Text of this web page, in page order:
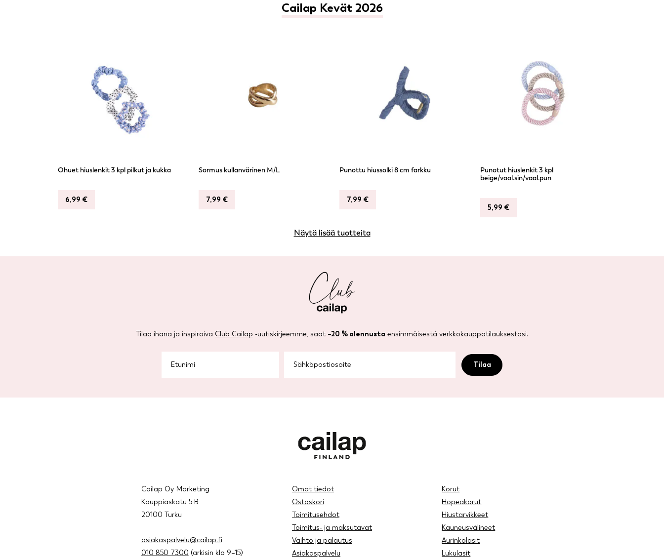
Cailap Kevät 2026
Ohuet hiuslenkit 3 kpl pilkut ja kukka
6,99 €
Sormus kullanvärinen M/L
7,99 €
Punottu hiussolki 8 cm farkku
7,99 €
Punotut hiuslenkit 3 kpl
beige/vaal.sin/vaal.pun
5,99 €
Näytä lisää tuotteita
Tilaa ihana ja inspiroiva Club Cailap -uutiskirjeemme, saat –20 % alennusta ensimmäisestä verkkokauppatilauksestasi.
Cailap Oy Marketing
Kauppiaskatu 5 B
20100 Turku
asiakaspalvelu@cailap.fi
010 850 7300 (arkisin klo 9–15)
Omat tiedot
Ostoskori
Toimitusehdot
Toimitus- ja maksutavat
Vaihto ja palautus
Asiakaspalvelu
Korut
Hopeakorut
Hiustarvikkeet
Kauneusvälineet
Aurinkolasit
Lukulasit